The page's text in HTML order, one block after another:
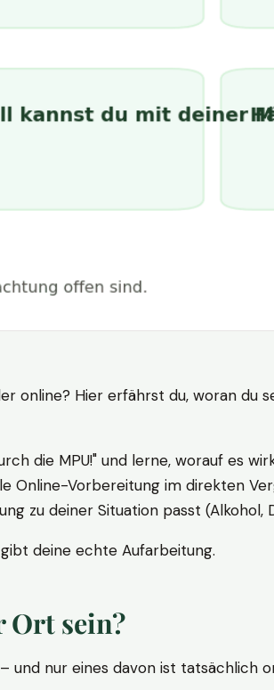
online? Hier erfährst du, woran du
die MPU!" und lerne, worauf es
Online-Vorbereitung im direkten
zu deiner Situation passt (Alkohol,
deine echte Aufarbeitung.
Ort sein?
und nur eines davon ist tatsächlich